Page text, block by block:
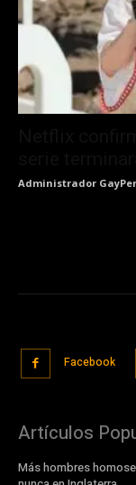
Administrador
Facebook
Artículos
Más hombres